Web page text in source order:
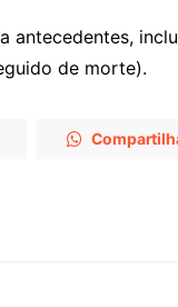
antecedentes,
de morte).